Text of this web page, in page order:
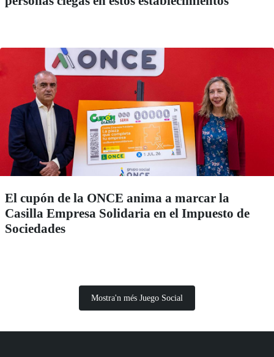
El cupón de la ONCE anima a marcar la
Casilla Empresa Solidaria en el Impuesto de
Sociedades
Mostra'n més Juego Social